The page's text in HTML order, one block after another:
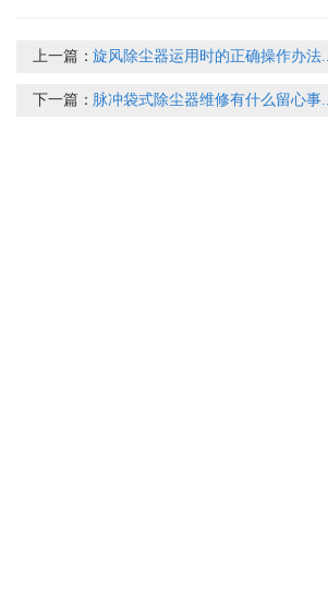
上一篇：旋风除尘器运用时的正确操作办法...
下一篇： 脉冲袋式除尘器维修有什么留心事...